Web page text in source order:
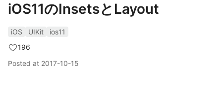
iOS11のInsetsとLayout
iOS UIKit
ios11
196
Posted at 2017-10-15